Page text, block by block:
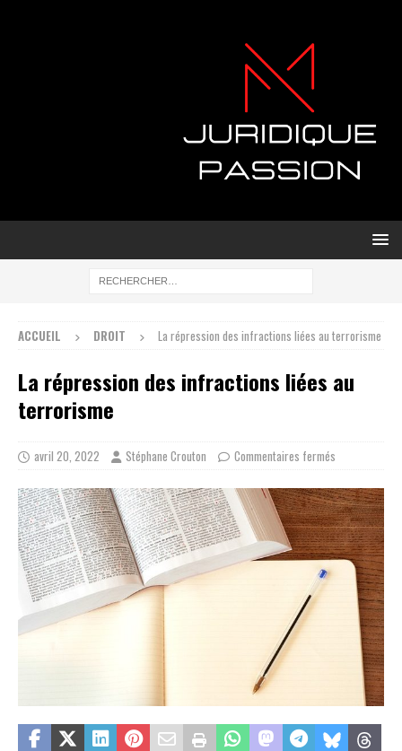
ACCUEIL DROIT La répression des infractions liées au terrorisme
La répression des infractions liées au
terrorisme
avril 20, 2022 Stéphane Crouton Commentaires fermés